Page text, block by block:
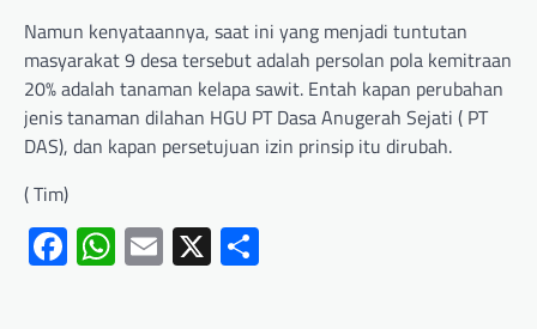
Namun kenyataannya, saat ini yang menjadi tuntutan
masyarakat 9 desa tersebut adalah persolan pola kemitraan
20% adalah tanaman kelapa sawit. Entah kapan perubahan
jenis tanaman dilahan HGU PT Dasa Anugerah Sejati ( PT
DAS), dan kapan persetujuan izin prinsip itu dirubah.
( Tim)
Facebook
WhatsApp
Email
X